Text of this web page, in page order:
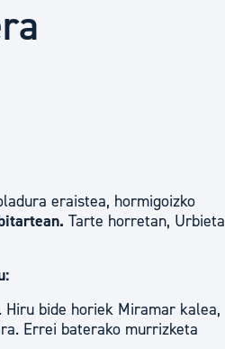
ekonomikoa eta enplegua
eraistea, hormigoizko
Tarte horretan, Urbieta
bide horiek Miramar kalea,
Errei baterako murrizketa